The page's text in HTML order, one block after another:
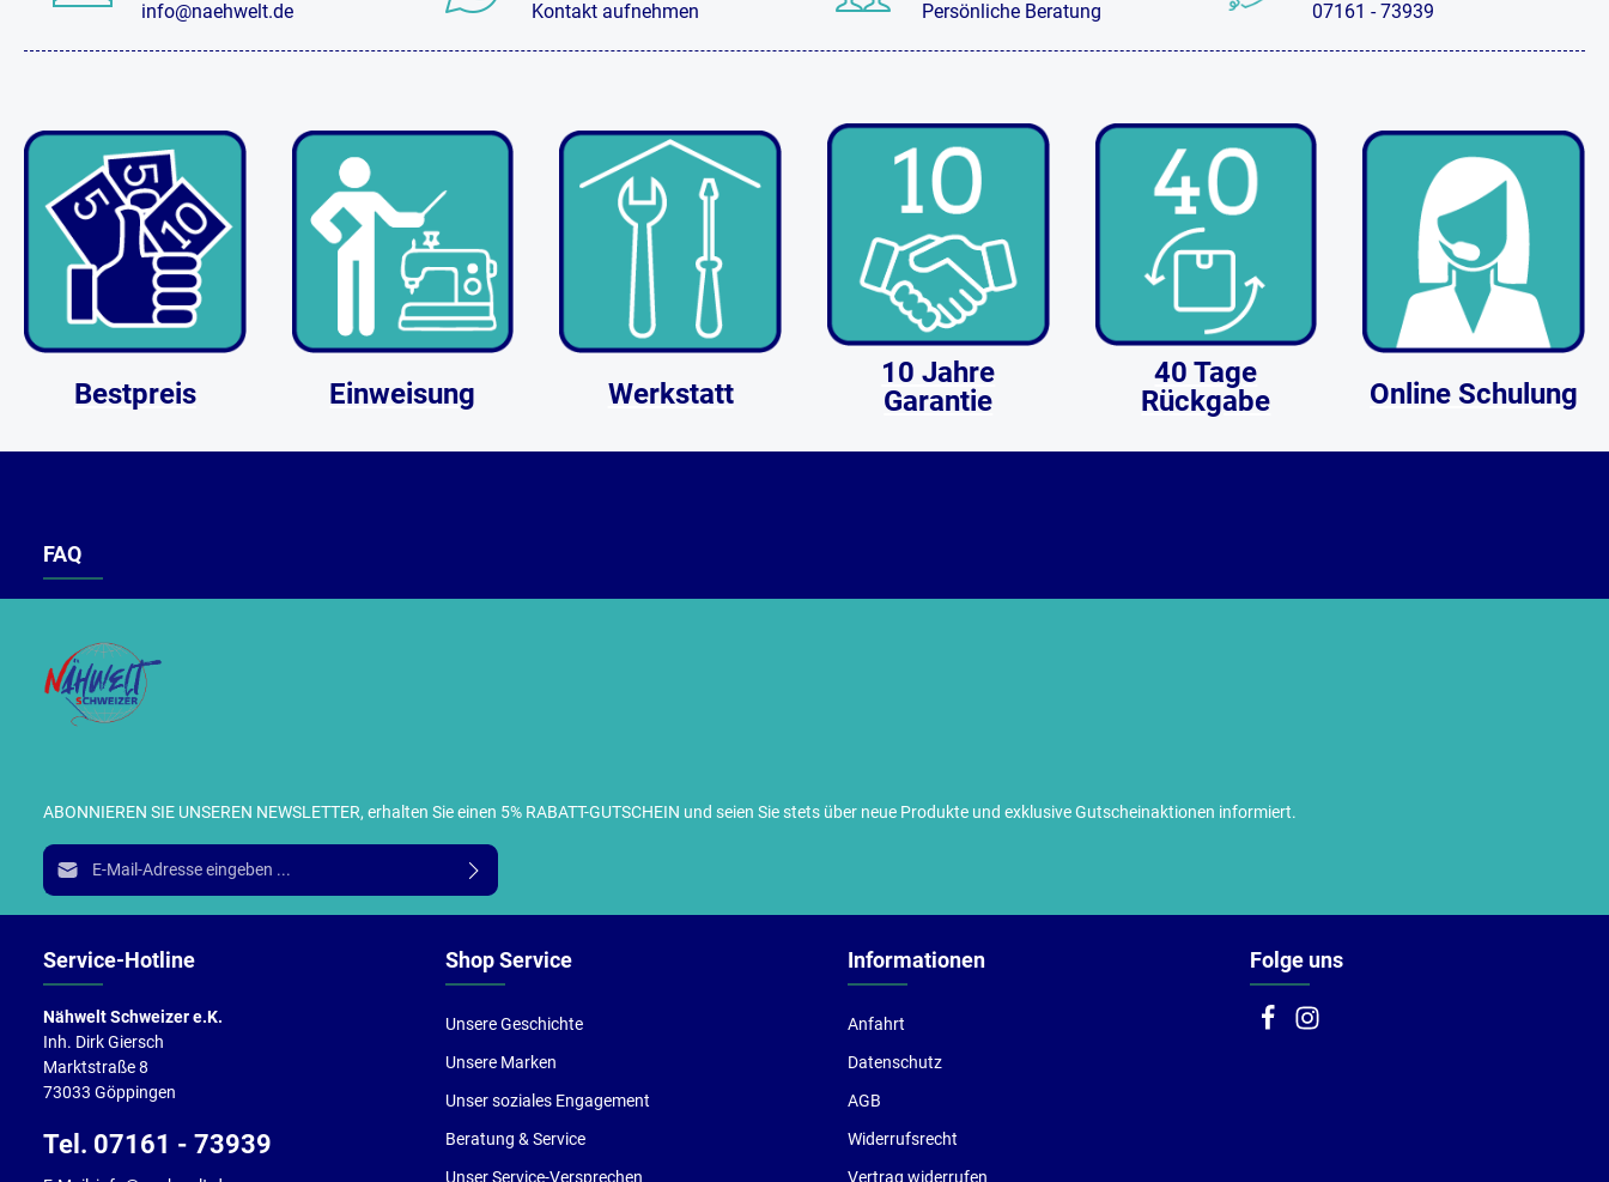
info@naehwelt.de
Kontakt aufnehmen
Persönliche Beratung
07161 - 73939
Bestpreis Einweisung Werkstatt
10 Jahre
Garantie
40 Tage
Rückgabe
Online Schulung
ABONNIEREN SIE UNSEREN NEWSLETTER, erhalten Sie einen 5% RABATT-GUTSCHEIN und seien Sie stets über neue Produkte und exklusive Gutscheinaktionen informiert.
E-Mail-Adresse*
Folge uns
Service-Hotline
Nähwelt Schweizer e.K.
Inh. Dirk Giersch
Marktstraße 8
73033 Göppingen
Tel. 07161 - 73939
Shop Service
Unsere Geschichte
Unsere Marken
Unser soziales Engagement
Beratung & Service
Unser Service-Versprechen
Informationen
Anfahrt
Datenschutz
AGB
Widerrufsrecht
Vertrag widerrufen
FAQ